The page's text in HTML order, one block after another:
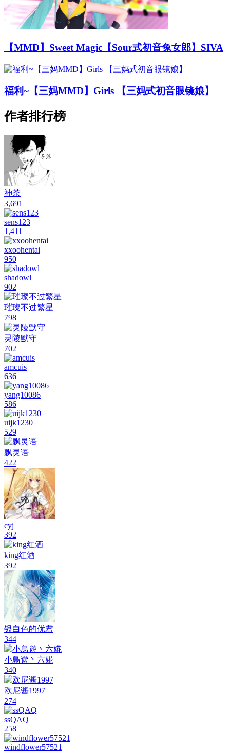
【MMD】Sweet Magic【Sour式初音兔女郎】SIVA
福利~【三妈MMD】Girls 【三妈式初音眼镜娘】
作者排行榜
神荼
3,691
sens123
1,411
xxoohentai
950
shadowl
902
璀璨不过繁星
798
灵陵默守
702
amcuis
636
yang10086
586
uijk1230
529
飘灵语
422
cyj
392
king红酒
392
银白色的优君
344
小鳥遊丶六婲
340
欧尼酱1997
274
ssQAQ
258
windflower57521